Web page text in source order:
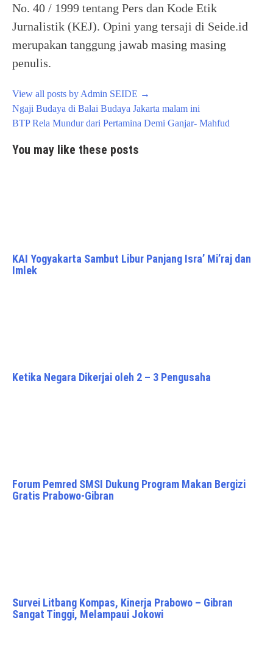
No. 40 / 1999 tentang Pers dan Kode Etik
Jurnalistik (KEJ). Opini yang tersaji di Seide.id
merupakan tanggung jawab masing masing
penulis.
View all posts by Admin SEIDE →
Post
navigation
Ngaji Budaya di Balai Budaya Jakarta malam ini
BTP Rela Mundur dari Pertamina Demi Ganjar- Mahfud
You may like these posts
KAI Yogyakarta Sambut Libur Panjang Isra’ Mi’raj dan
Imlek
Ketika Negara Dikerjai oleh 2 – 3 Pengusaha
Forum Pemred SMSI Dukung Program Makan Bergizi
Gratis Prabowo-Gibran
Survei Litbang Kompas, Kinerja Prabowo – Gibran
Sangat Tinggi, Melampaui Jokowi